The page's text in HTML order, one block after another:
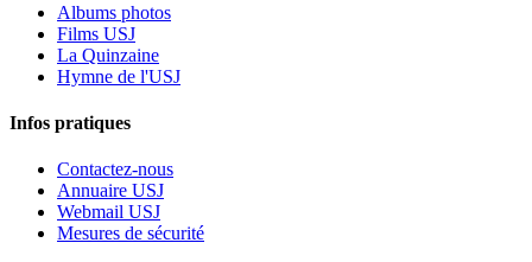
Albums photos
Films USJ
La Quinzaine
Hymne de l'USJ
Infos pratiques
Contactez-nous
Annuaire USJ
Webmail USJ
Mesures de sécurité